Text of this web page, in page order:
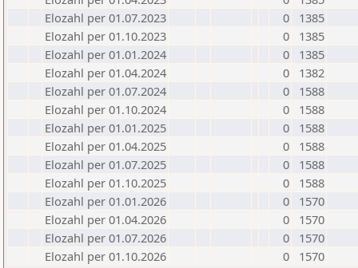
Elozahl per 01.07.2023
0
1385
Elozahl per 01.10.2023
0
1385
Elozahl per 01.01.2024
0
1385
Elozahl per 01.04.2024
0
1382
Elozahl per 01.07.2024
0
1588
Elozahl per 01.10.2024
0
1588
Elozahl per 01.01.2025
0
1588
Elozahl per 01.04.2025
0
1588
Elozahl per 01.07.2025
0
1588
Elozahl per 01.10.2025
0
1588
Elozahl per 01.01.2026
0
1570
Elozahl per 01.04.2026
0
1570
Elozahl per 01.07.2026
0
1570
Elozahl per 01.10.2026
0 1570